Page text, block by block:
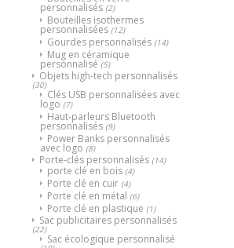
personnalisés (2)
Bouteilles isothermes
personnalisées (12)
Gourdes personnalisés (14)
Mug en céramique
personnalisé (5)
Objets high-tech personnalisés
(30)
Clés USB personnalisées avec
logo (7)
Haut-parleurs Bluetooth
personnalisés (9)
Power Banks personnalisés
avec logo (8)
Porte-clés personnalisés (14)
porte clé en bois (4)
Porte clé en cuir (4)
Porte clé en métal (6)
Porte clé en plastique (1)
Sac publicitaires personnalisés
(22)
Sac écologique personnalisé